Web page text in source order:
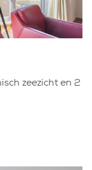
zeezicht en 2